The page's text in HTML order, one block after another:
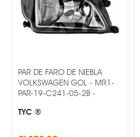
PAR DE FARO DE NIEBLA
VOLKSWAGEN GOL - MR1-
PAR-19-C241-05-2B -
TYC ®